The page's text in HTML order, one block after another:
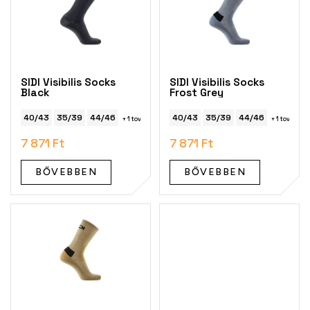
SIDI Visibilis Socks
Black
40/43 35/39 44/46 + 1 további
7 871 Ft
BŐVEBBEN
SIDI Visibilis Socks
Frost Grey
40/43 35/39 44/46 + 1 további
7 871 Ft
BŐVEBBEN